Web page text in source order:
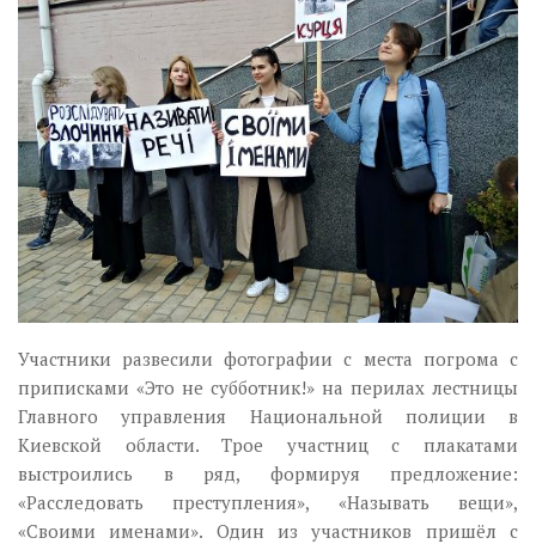
Участники развесили фотографии с места погрома с
приписками «Это не субботник!» на перилах лестницы
Главного управления Национальной полиции в
Киевской области. Трое участниц с плакатами
выстроились в ряд, формируя предложение:
«Расследовать преступления», «Называть вещи»,
«Своими именами». Один из участников пришёл с